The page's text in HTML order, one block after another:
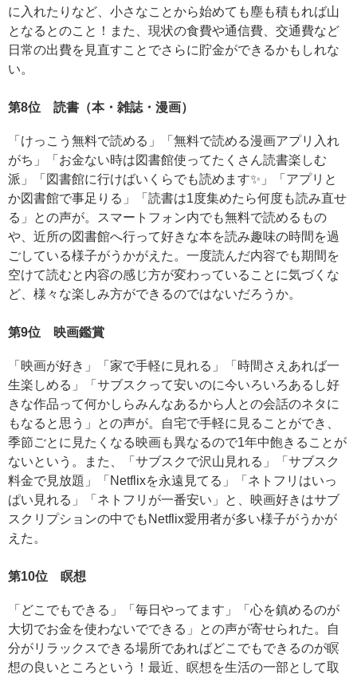
に入れたりなど、小さなことから始めても塵も積もれば山
となるとのこと！また、現状の食費や通信費、交通費など
日常の出費を見直すことでさらに貯金ができるかもしれな
い。
第8位 読書（本・雑誌・漫画）
「けっこう無料で読める」「無料で読める漫画アプリ入れ
がち」「お金ない時は図書館使ってたくさん読書楽しむ
派」「図書館に行けばいくらでも読めます✨」「アプリと
か図書館で事足りる」「読書は1度集めたら何度も読み直せ
る」との声が。スマートフォン内でも無料で読めるもの
や、近所の図書館へ行って好きな本を読み趣味の時間を過
ごしている様子がうかがえた。一度読んだ内容でも期間を
空けて読むと内容の感じ方が変わっていることに気づくな
ど、様々な楽しみ方ができるのではないだろうか。
第9位 映画鑑賞
「映画が好き」「家で手軽に見れる」「時間さえあれば一
生楽しめる」「サブスクって安いのに今いろいろあるし好
きな作品って何かしらみんなあるから人との会話のネタに
もなると思う」との声が。自宅で手軽に見ることができ、
季節ごとに見たくなる映画も異なるので1年中飽きることが
ないという。また、「サブスクで沢山見れる」「サブスク
料金で見放題」「Netflixを永遠見てる」「ネトフリはいっ
ぱい見れる」「ネトフリが一番安い」と、映画好きはサブ
スクリプションの中でもNetflix愛用者が多い様子がうかが
えた。
第10位 瞑想
「どこでもできる」「毎日やってます」「心を鎮めるのが
大切でお金を使わないでできる」との声が寄せられた。自
分がリラックスできる場所であればどこでもできるのが瞑
想の良いところという！最近、瞑想を生活の一部として取